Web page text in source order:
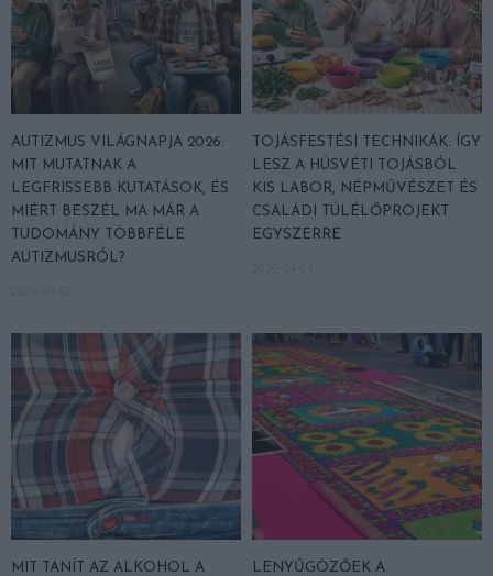
AUTIZMUS VILÁGNAPJA 2026:
MIT MUTATNAK A
LEGFRISSEBB KUTATÁSOK, ÉS
MIÉRT BESZÉL MA MÁR A
TUDOMÁNY TÖBBFÉLE
AUTIZMUSRÓL?
TOJÁSFESTÉSI TECHNIKÁK: ÍGY
LESZ A HÚSVÉTI TOJÁSBÓL
KIS LABOR, NÉPMŰVÉSZET ÉS
CSALÁDI TÚLÉLŐPROJEKT
EGYSZERRE
MIT TANÍT AZ ALKOHOL A
LENYŰGÖZŐEK A